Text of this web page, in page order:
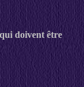
doivent être